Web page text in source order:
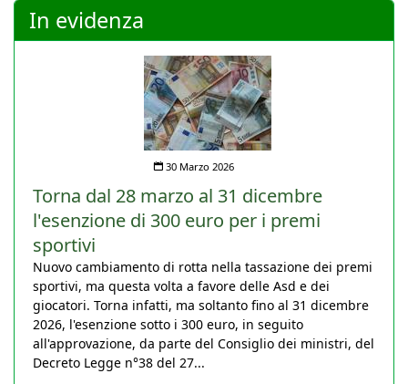
In evidenza
30 Marzo 2026
Torna dal 28 marzo al 31 dicembre
l'esenzione di 300 euro per i premi
sportivi
Nuovo cambiamento di rotta nella tassazione dei premi
sportivi, ma questa volta a favore delle Asd e dei
giocatori. Torna infatti, ma soltanto fino al 31 dicembre
2026, l'esenzione sotto i 300 euro, in seguito
all'approvazione, da parte del Consiglio dei ministri, del
Decreto Legge n°38 del 27...